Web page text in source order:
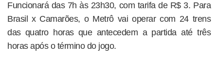
Funcionará das 7h às 23h30, com tarifa de R$ 3. Para
Brasil x Camarões, o Metrô vai operar com 24 trens
das quatro horas que antecedem a partida até três
horas após o término do jogo.